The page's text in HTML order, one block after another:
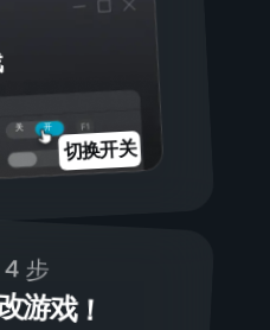
开
关
切换开关
步
游戏！